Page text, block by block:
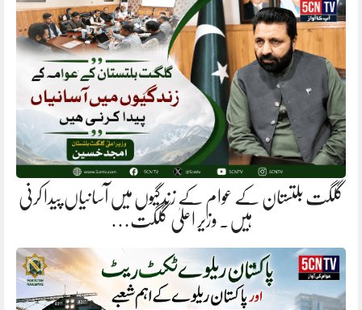
گلگت بلتستان کے عوام کے زندگیوں میں آسانیاں پیدا کرنی
ہیں. وزیر اعلیٰ گلگت…